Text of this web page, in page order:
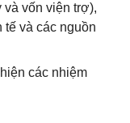
vốn viện trợ),
tế và các nguồn
các nhiệm